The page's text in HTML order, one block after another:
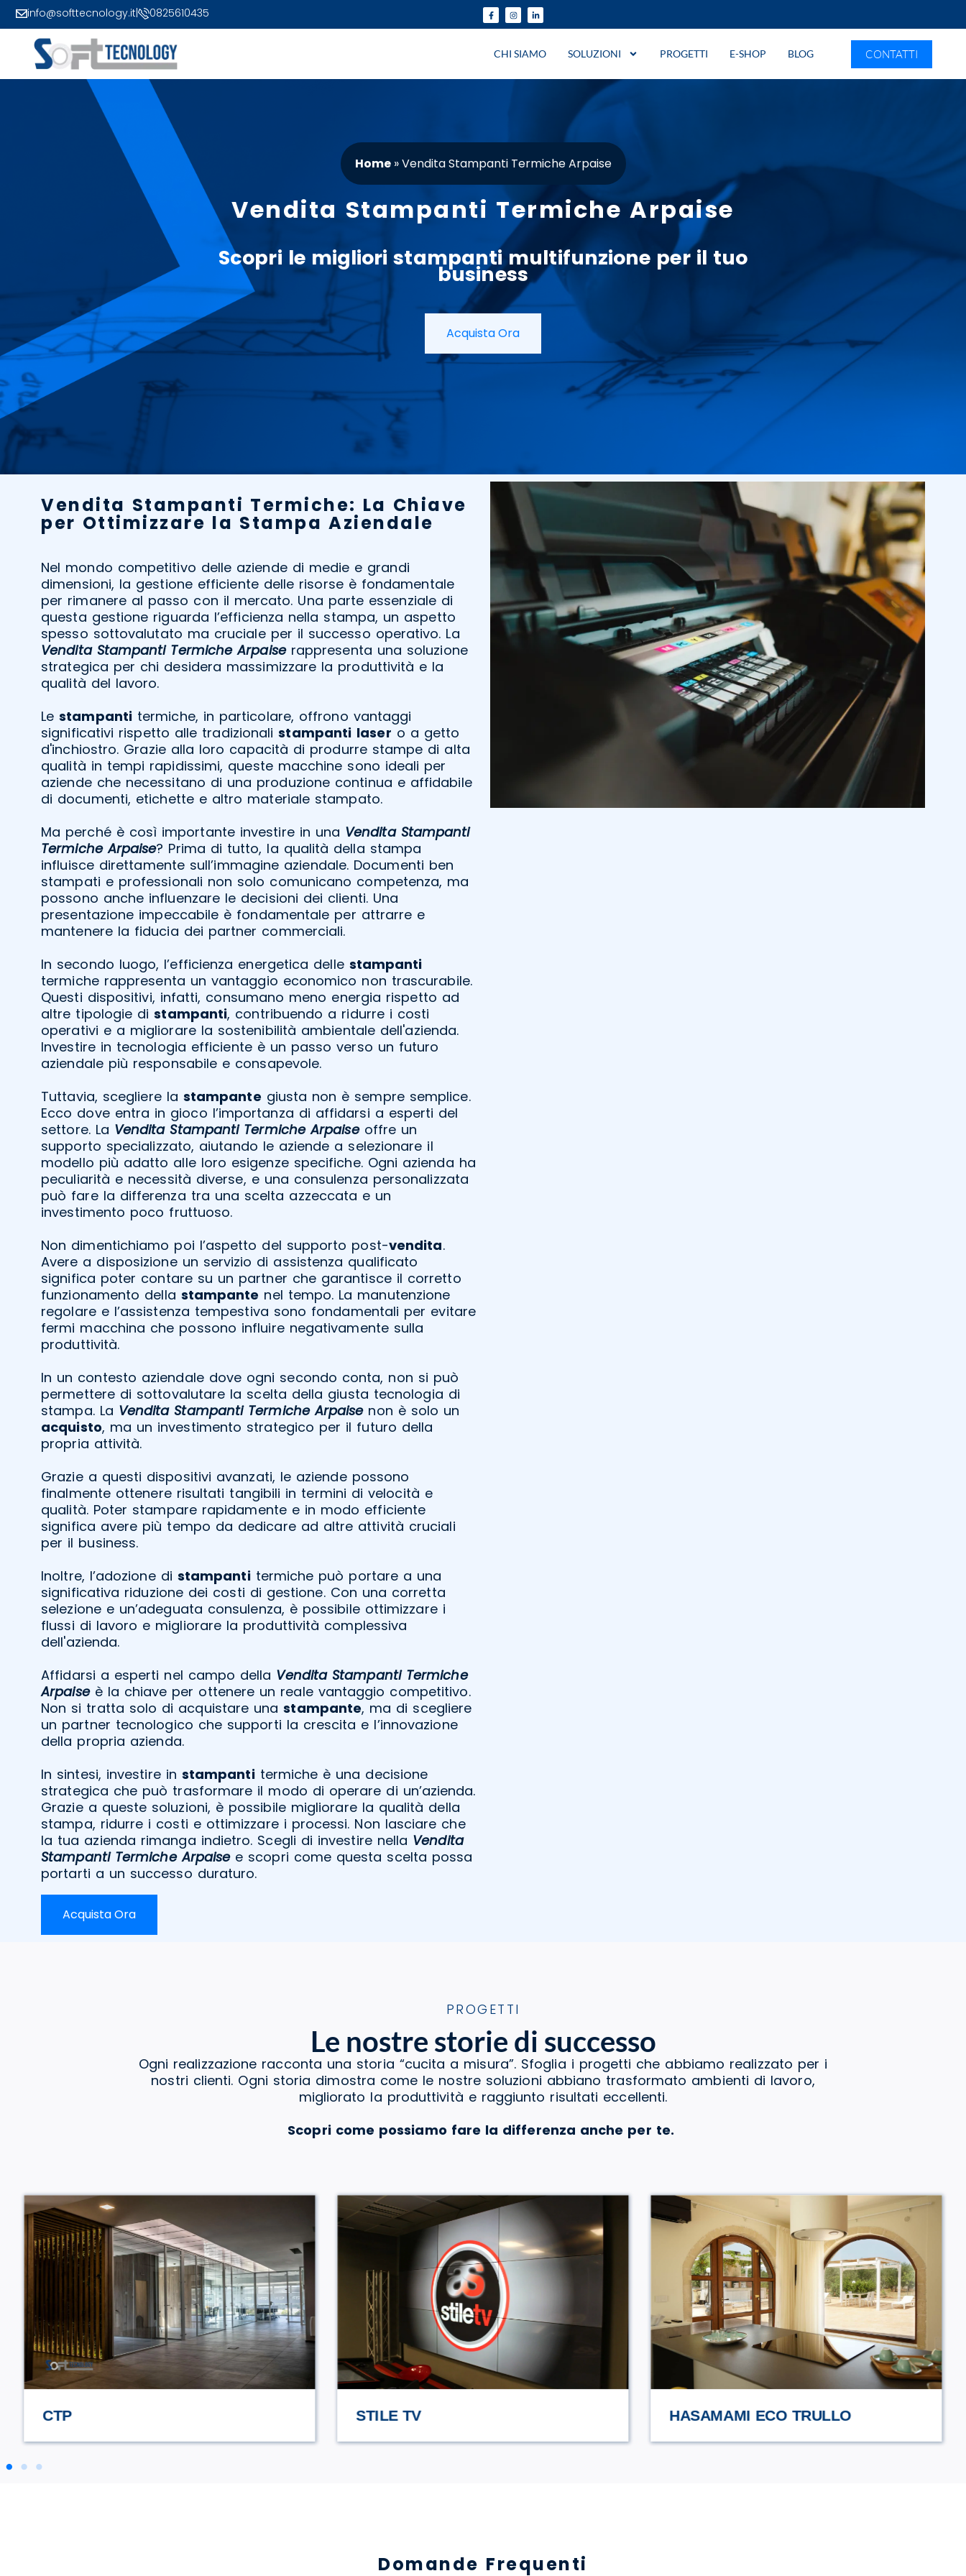
info@softtecnology.it 0825610435
CHI SIAMO SOLUZIONI PROGETTI E-SHOP BLOG CONTATTI
Home»Vendita Stampanti Termiche Arpaise
Vendita Stampanti Termiche Arpaise
Scopri le miglioristampanti multifunzione per il tuo
business
Acquista Ora
Vendita Stampanti Termiche: La Chiave
per Ottimizzare la Stampa Aziendale
Nel mondo competitivo delle aziende di medie e grandi
dimensioni, la gestione efficiente delle risorse è fondamentale
per rimanere al passo con il mercato. Una parte essenziale di
questa gestione riguarda l’efficienza nella stampa, un aspetto
spesso sottovalutato ma cruciale per il successo operativo. La
Vendita Stampanti Termiche Arpaiserappresenta una soluzione
strategica per chi desidera massimizzare la produttività e la
qualità del lavoro.
Lestampanti termiche, in particolare, offrono vantaggi
significativi rispetto alle tradizionalistampanti laser o a getto
d'inchiostro. Grazie alla loro capacità di produrre stampe di alta
qualità in tempi rapidissimi, queste macchine sono ideali per
aziende che necessitano di una produzione continua e affidabile
di documenti, etichette e altro materiale stampato.
Ma perché è così importante investire in una Vendita Stampanti
Termiche Arpaise? Prima di tutto, la qualità della stampa
influisce direttamente sull’immagine aziendale. Documenti ben
stampati e professionali non solo comunicano competenza, ma
possono anche influenzare le decisioni dei clienti. Una
presentazione impeccabile è fondamentale per attrarre e
mantenere la fiducia dei partner commerciali.
In secondo luogo, l’efficienza energetica delle stampanti
termiche rappresenta un vantaggio economico non trascurabile.
Questi dispositivi, infatti, consumano meno energia rispetto ad
altre tipologie distampanti, contribuendo a ridurre i costi
operativi e a migliorare la sostenibilità ambientale dell'azienda.
Investire in tecnologia efficiente è un passo verso un futuro
aziendale più responsabile e consapevole.
Tuttavia, scegliere la stampante giusta non è sempre semplice.
Ecco dove entra in gioco l’importanza di affidarsi a esperti del
settore. La Vendita Stampanti Termiche Arpaiseoffre un
supporto specializzato, aiutando le aziende a selezionare il
modello più adatto alle loro esigenze specifiche. Ogni azienda ha
peculiarità e necessità diverse, e una consulenza personalizzata
può fare la differenza tra una scelta azzeccata e un
investimento poco fruttuoso.
Non dimentichiamo poi l’aspetto del supporto post-vendita.
Avere a disposizione un servizio di assistenza qualificato
significa poter contare su un partner che garantisce il corretto
funzionamento della stampante nel tempo. La manutenzione
regolare e l’assistenza tempestiva sono fondamentali per evitare
fermi macchina che possono influire negativamente sulla
produttività.
In un contesto aziendale dove ogni secondo conta, non si può
permettere di sottovalutare la scelta della giusta tecnologia di
stampa. La Vendita Stampanti Termiche Arpaisenon è solo un
acquisto, ma un investimento strategico per il futuro della
propria attività.
Grazie a questi dispositivi avanzati, le aziende possono
finalmente ottenere risultati tangibili in termini di velocità e
qualità. Poter stampare rapidamente e in modo efficiente
significa avere più tempo da dedicare ad altre attività cruciali
per il business.
Inoltre, l’adozione di stampantitermiche può portare a una
significativa riduzione dei costi di gestione. Con una corretta
selezione e un’adeguata consulenza, è possibile ottimizzare i
flussi di lavoro e migliorare la produttività complessiva
dell'azienda.
Affidarsi a esperti nel campo della Vendita Stampanti Termiche
Arpaiseè la chiave per ottenere un reale vantaggio competitivo.
Non si tratta solo di acquistare unastampante, ma di scegliere
un partner tecnologico che supporti la crescita e l’innovazione
della propria azienda.
In sintesi, investire in stampantitermiche è una decisione
strategica che può trasformare il modo di operare di un’azienda.
Grazie a queste soluzioni, è possibile migliorare la qualità della
stampa, ridurre i costi e ottimizzare i processi. Non lasciare che
la tua azienda rimanga indietro. Scegli di investire nella Vendita
Stampanti Termiche Arpaisee scopri come questa scelta possa
portarti a un successo duraturo.
Acquista Ora
PROGETTI
Le nostre storie di successo
Ogni realizzazione racconta una storia “cucita a misura”. Sfoglia i progetti che abbiamo realizzato per i
nostri clienti. Ogni storia dimostra come le nostre soluzioni abbiano trasformato ambienti di lavoro,
migliorato la produttività e raggiunto risultati eccellenti.
Scopri come possiamo fare la differenza anche per te.
STILE TV HASAMAMI ECO TRULLO URCIUOLI
Domande Frequenti